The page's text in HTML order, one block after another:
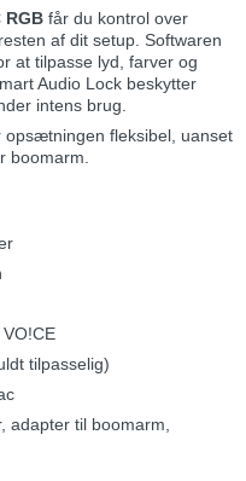
RGB får du kontrol over
af dit setup. Softwaren
at tilpasse lyd, farver og
Audio Lock beskytter
intens brug.
fleksibel, uanset
boomarm.
tilpasselig)
adapter til boomarm,